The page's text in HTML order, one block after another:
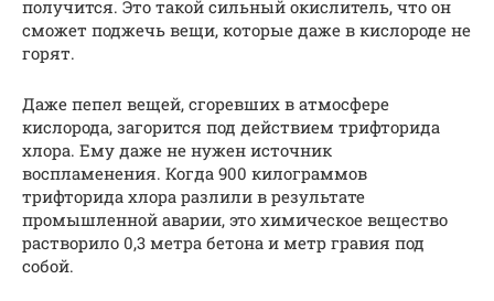
получится. Это такой сильный окислитель, что он
сможет поджечь вещи, которые даже в кислороде не
горят.
Даже пепел вещей, сгоревших в атмосфере
кислорода, загорится под действием трифторида
хлора. Ему даже не нужен источник
воспламенения. Когда 900 килограммов
трифторида хлора разлили в результате
промышленной аварии, это химическое вещество
растворило 0,3 метра бетона и метр гравия под
собой.